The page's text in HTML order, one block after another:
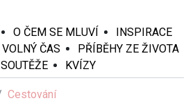
O ČEM SE MLUVÍ
INSPIRACE
VOLNÝ ČAS
PŘÍBĚHY ZE ŽIVOTA
SOUTĚŽE
KVÍZY
Cestování